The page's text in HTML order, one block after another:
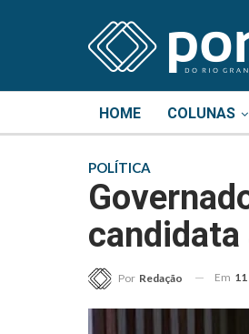
HOME COLUNAS
POLÍTICA
candidata
Por Redação Em